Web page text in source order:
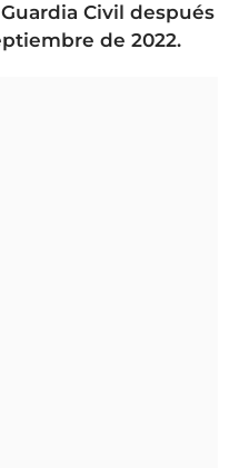
Civil después
de 2022.